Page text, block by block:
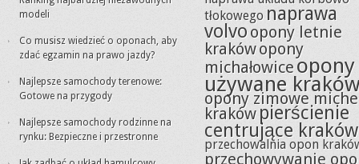
modeli
Co musisz wiedzieć o oponach, aby
zdać egzamin na prawo jazdy?
Najlepsze samochody terenowe:
Gotowe na przygody
Najlepsze samochody rodzinne na
rynku: Bezpieczne i przestronne
tłokowego naprawa
volvoopony letnie
krakówopony
michałowiceopony
używane
opony zimowe
kraków pierścienie
centrujące kraków
przechowalnia opon
przechowywanie